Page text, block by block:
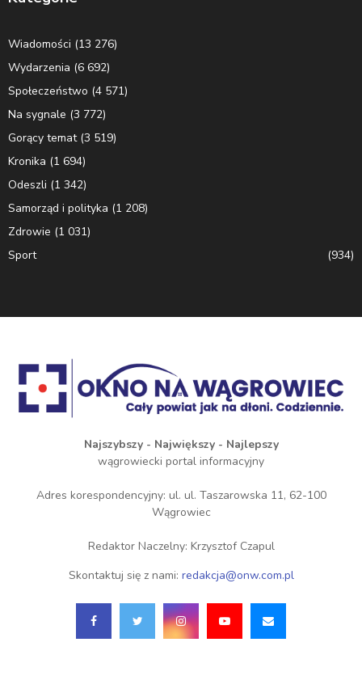
Wiadomości (13 276)
Wydarzenia (6 692)
Społeczeństwo (4 571)
Na sygnale (3 772)
Gorący temat(3 519)
Kronika (1 694)
Odeszli (1 342)
Samorząd i polityka (1 208)
Zdrowie (1 031)
Sport
(934)
Najszybszy - Największy - Najlepszy
wągrowiecki portal informacyjny
Adres korespondencyjny: ul. ul. Taszarowska 11, 62-100
Wągrowiec
Redaktor Naczelny: Krzysztof Czapul
Skontaktuj się z nami: redakcja@onw.com.pl